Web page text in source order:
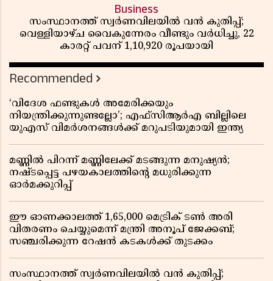
Business
സംസ്ഥാനത്ത് സ്വർണവിലയിൽ വൻ കുതിപ്പ്;
വെള്ളിയാഴ്ച വൈകുന്നേരം വീണ്ടും വർധിച്ചു, 22
കാരറ്റ് പവന് 1,10,920 രൂപയായി
Recommended
‘വിദേശ ഫണ്ടുകൾ അമേരിക്കയും
നിയന്ത്രിക്കുന്നുണ്ടല്ലോ’; എഫ്സിആർഎ ബില്ലിലെ
യുഎസ് വിമർശനങ്ങൾക്ക് മറുപടിയുമായി ഇന്ത്യ
മണ്ണിൽ പിറന്ന് മണ്ണിലേക്ക് മടങ്ങുന്ന മനുഷ്യൻ;
നഷ്ടപ്പെട്ട പഴയകാലത്തിൻ്റെ മധുരിക്കുന്ന
ഓർമക്കുറിപ്പ്
ഈ ഓണക്കാലത്ത് 1,65,000 മെട്രിക് ടൺ അരി
വിതരണം ചെയ്യുമെന്ന് മന്ത്രി അനൂപ് ജേക്കബ്;
സഞ്ചരിക്കുന്ന റേഷൻ കടകൾക്ക് തുടക്കം
സംസ്ഥാനത്ത് സ്വർണവിലയിൽ വൻ കുതിപ്പ്;